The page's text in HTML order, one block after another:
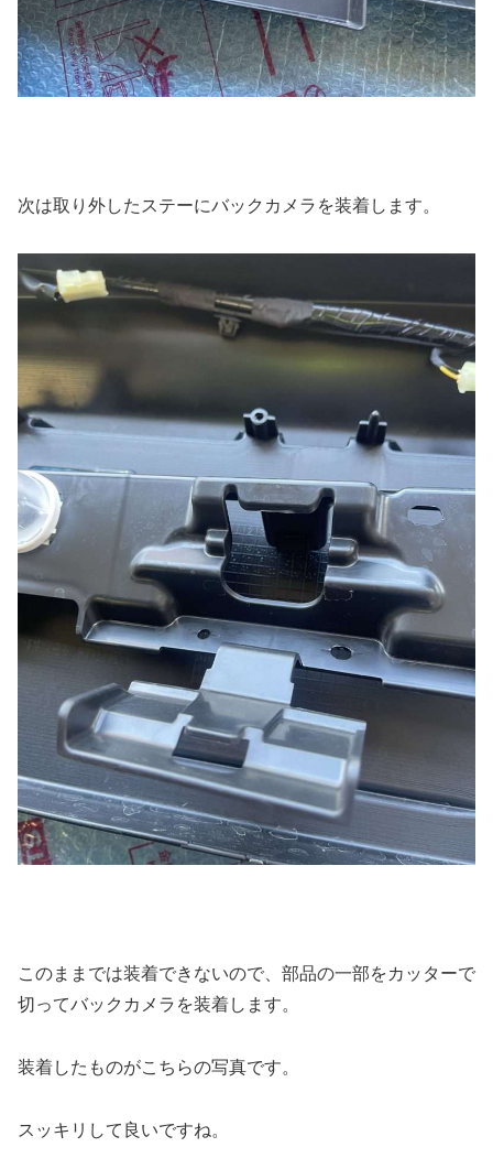
次は取り外したステーにバックカメラを装着します。
このままでは装着できないので、部品の一部をカッターで
切ってバックカメラを装着します。
装着したものがこちらの写真です。
スッキリして良いですね。